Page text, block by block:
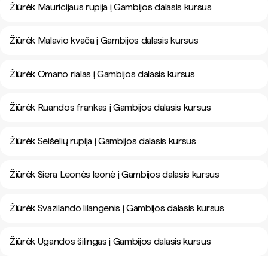
Žiūrėk Mauricijaus rupija į Gambijos dalasis kursus
Žiūrėk Malavio kvača į Gambijos dalasis kursus
Žiūrėk Omano rialas į Gambijos dalasis kursus
Žiūrėk Ruandos frankas į Gambijos dalasis kursus
Žiūrėk Seišelių rupija į Gambijos dalasis kursus
Žiūrėk Siera Leonės leonė į Gambijos dalasis kursus
Žiūrėk Svazilando lilangenis į Gambijos dalasis kursus
Žiūrėk Ugandos šilingas į Gambijos dalasis kursus